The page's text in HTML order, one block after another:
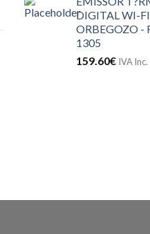
DIGITAL WI-FI
ORBEGOZO -
1305
159.60€ IVA Inc.